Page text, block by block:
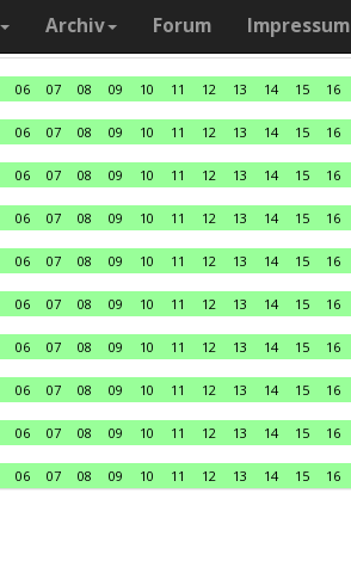
Archiv Forum Impressum
06 07 08 09 10 11 12 13 14 15 16
06 07 08 09 10 11 12 13 14 15 16
06 07 08 09 10 11 12 13 14 15 16
06 07 08 09 10 11 12 13 14 15 16
06 07 08 09 10 11 12 13 14 15 16
06 07 08 09 10 11 12 13 14 15 16
06 07 08 09 10 11 12 13 14 15 16
06 07 08 09 10 11 12 13 14 15 16
06 07 08 09 10 11 12 13 14 15 16
06 07 08 09 10 11 12 13 14 15 16